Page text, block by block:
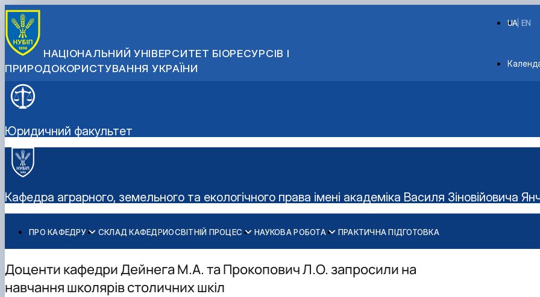
НАЦІОНАЛЬНИЙ УНІВЕРСИТЕТ БІОРЕСУРСІВ І
ПРИРОДОКОРИСТУВАННЯ УКРАЇНИ
EN
UA
Юридичний факультет
Кафедра аграрного, земельного та екологічного права імені академіка Василя Зіновійовича
ПРО КАФЕДРУ
Історія кафедри
СКЛАД КАФЕДРИОСВІТНІЙ ПРОЦЕС
Освітні програми
Освітньо-професійна програма підготовки Бакалаврів
Освітньо-професійна програма підготовки Магістрів
Організація освітнього процесу
Навчально-методичне забезпечення
НАУКОВА РОБОТА
Наукова робота кафедри
Студентська наукова робота
ПРАКТИЧНА ПІДГОТОВКА
Доценти кафедри Дейнега М.А. та Прокопович Л.О. запросили на
навчання школярів столичних шкіл